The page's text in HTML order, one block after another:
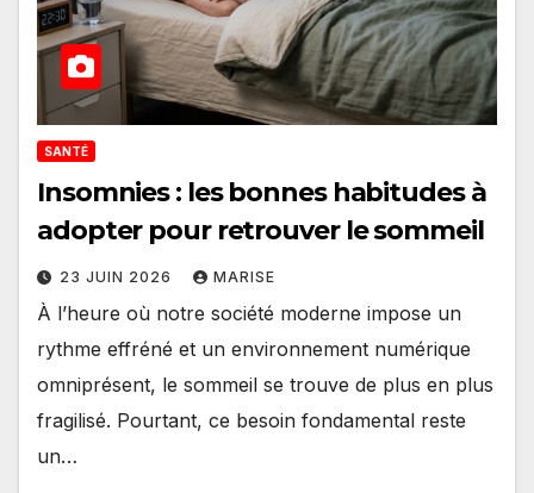
SANTÉ
Insomnies : les bonnes habitudes à
adopter pour retrouver le sommeil
23 JUIN 2026 MARISE
À l’heure où notre société moderne impose un
rythme effréné et un environnement numérique
omniprésent, le sommeil se trouve de plus en plus
fragilisé. Pourtant, ce besoin fondamental reste
un…